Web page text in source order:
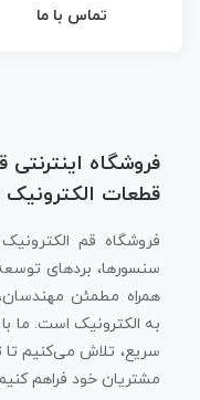
تماس با ما
فروشگاه
قطعات الکترونیک
فروشگاه قم الکترونیک
سنسورها، بردهای
همراه مطمئن مهندسان،
به الکترونیک است. ما
سریع، تلاش می‌کنیم تا
مشتریان خود فراهم